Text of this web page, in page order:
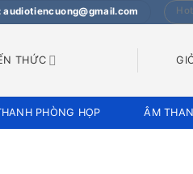
audiotiencuong@gmail.com
THỨC
PHÒNG HỌP ÂM